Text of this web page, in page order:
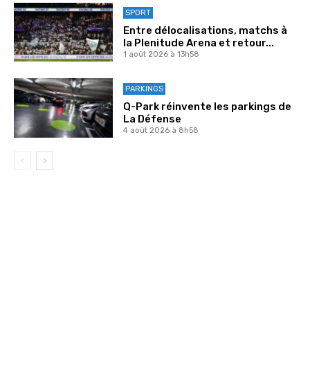
SPORT
Entre délocalisations, matchs à
la Plenitude Arena et retour...
1 août 2026 à 13h58
PARKINGS
Q-Park réinvente les parkings de
La Défense
4 août 2026 à 8h58